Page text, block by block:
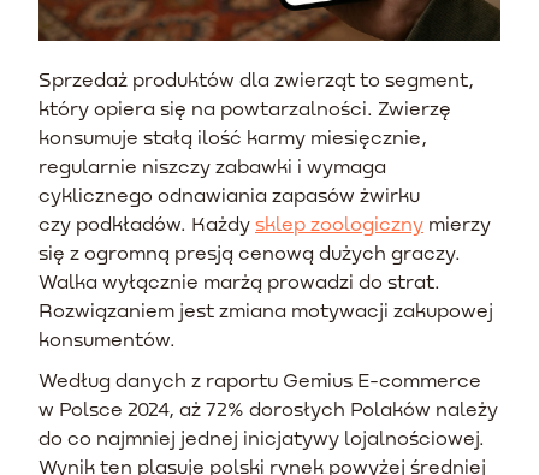
Sprzedaż produktów dla zwierząt to segment,
który opiera się na powtarzalności. Zwierzę
konsumuje stałą ilość karmy miesięcznie,
regularnie niszczy zabawki i wymaga
cyklicznego odnawiania zapasów żwirku
czy podkładów. Każdy sklep zoologiczny mierzy
się z ogromną presją cenową dużych graczy.
Walka wyłącznie marżą prowadzi do strat.
Rozwiązaniem jest zmiana motywacji zakupowej
konsumentów.
Według danych z raportu Gemius E-commerce
w Polsce 2024, aż 72% dorosłych Polaków należy
do co najmniej jednej inicjatywy lojalnościowej.
Wynik ten plasuje polski rynek powyżej średniej